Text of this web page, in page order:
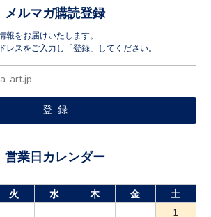
メルマガ購読登録
報をお届けいたします。
レスをご入力し「登録」してください。
営業日カレンダー
火 水 木 金
土
1